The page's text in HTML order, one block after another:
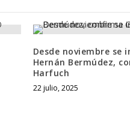
Desde noviembre se
Hernán Bermúdez,
Harfuch
22 julio, 2025